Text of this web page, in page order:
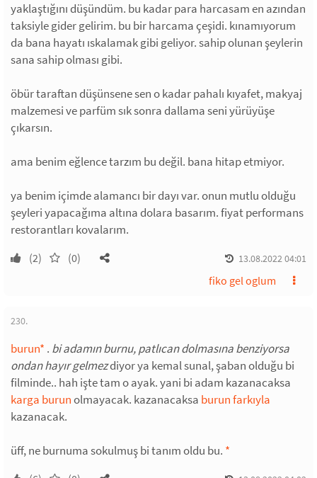
yaklaştığını düşündüm. bu kadar para harcasam en azından
taksiyle gider gelirim. bu bir harcama çeşidi. kınamıyorum
da bana hayatı ıskalamak gibi geliyor. sahip olunan şeylerin
sana sahip olması gibi.
öbür taraftan düşünsene sen o kadar pahalı kıyafet, makyaj
malzemesi ve parfüm sık sonra dallama seni yürüyüşe
çıkarsın.
ama benim eğlence tarzım bu değil. bana hitap etmiyor.
ya benim içimde alamancı bir dayı var. onun mutlu olduğu
şeyleri yapacağıma altına dolara basarım. fiyat performans
restorantları kovalarım.
(2) (0) 13.08.2022 04:01
fiko gel oglum
230.
burun* . bi adamın burnu, patlıcan dolmasına benziyorsa
ondan hayır gelmezdiyor ya kemal sunal, şaban olduğu bi
filminde.. hah işte tam o ayak. yani bi adam kazanacaksa
karga burunolmayacak. kazanacaksa burun farkıyla
kazanacak.
üff, ne burnuma sokulmuş bi tanım oldu bu. *